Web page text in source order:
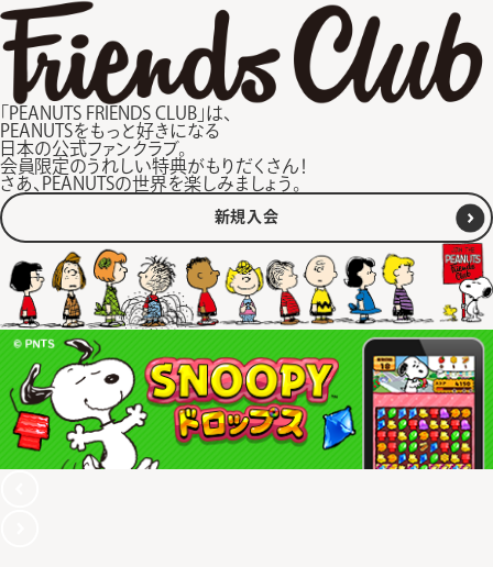
「PEANUTS FRIENDS CLUB」は、
PEANUTSをもっと好きになる
日本の公式ファンクラブ。
会員限定のうれしい特典がもりだくさん！
さあ、PEANUTSの世界を楽しみましょう。
新規入会